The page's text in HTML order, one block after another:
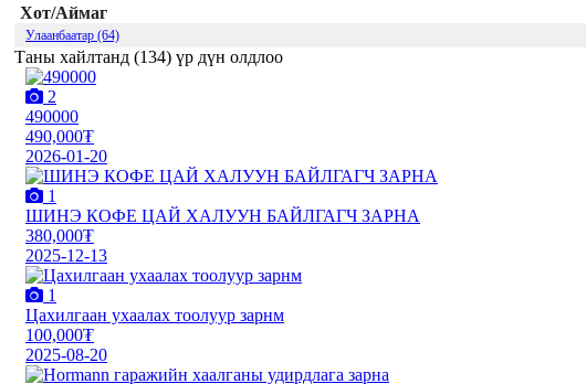
Хот/Аймаг
Улаанбаатар (64)
Таны хайлтанд (134) үр дүн олдлоо
2
490000
490,000₮
2026-01-20
1
ШИНЭ КОФЕ ЦАЙ ХАЛУУН БАЙЛГАГЧ ЗАРНА
380,000₮
2025-12-13
1
Цахилгаан ухаалах тоолуур зарнм
100,000₮
2025-08-20